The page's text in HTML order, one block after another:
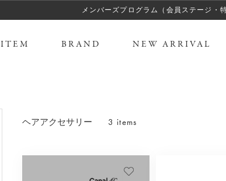
メンバーズプログラム（会員ステージ・
ITEM BRAND NEW ARRIVAL
ヘアアクセサリー 3 items